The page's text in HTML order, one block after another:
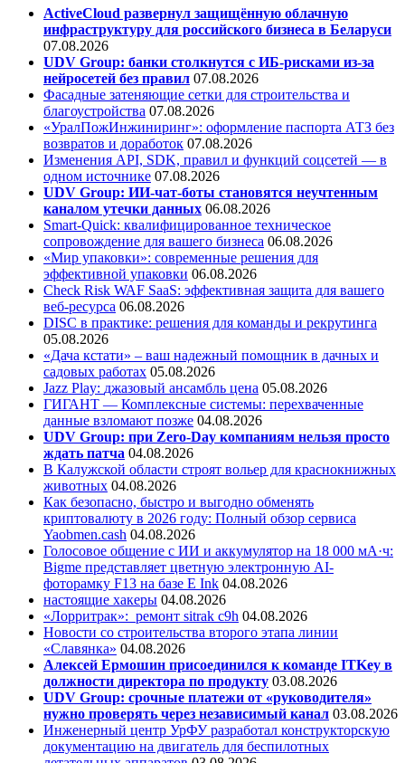
ActiveCloud развернул защищённую облачную
инфраструктуру для российского бизнеса в Беларуси
07.08.2026
UDV Group: банки столкнутся с ИБ-рисками из-за
нейросетей без правил 07.08.2026
Фасадные затеняющие сетки для строительства и
благоустройства 07.08.2026
«УралПожИнжиниринг»: оформление паспорта АТЗ без
возвратов и доработок 07.08.2026
Изменения API, SDK, правил и функций соцсетей — в
одном источнике 07.08.2026
UDV Group: ИИ-чат-боты становятся неучтенным
каналом утечки данных 06.08.2026
Smart-Quick: квалифицированное техническое
сопровождение для вашего бизнеса 06.08.2026
«Мир упаковки»: современные решения для
эффективной упаковки 06.08.2026
Check Risk WAF SaaS: эффективная защита для вашего
веб-ресурса 06.08.2026
DISC в практике: решения для команды и рекрутинга
05.08.2026
«Дача кстати» – ваш надежный помощник в дачных и
садовых работах 05.08.2026
Jazz Play: джазовый ансамбль цена 05.08.2026
ГИГАНТ — Комплексные системы: перехваченные
данные взломают позже 04.08.2026
UDV Group: при Zero-Day компаниям нельзя просто
ждать патча 04.08.2026
В Калужской области строят вольер для краснокнижных
животных 04.08.2026
Как безопасно, быстро и выгодно обменять
криптовалюту в 2026 году: Полный обзор сервиса
Yaobmen.cash 04.08.2026
Голосовое общение с ИИ и аккумулятор на 18 000 мА·ч:
Bigme представляет цветную электронную AI-
фоторамку F13 на базе E Ink 04.08.2026
настоящие хакеры 04.08.2026
«Лорритрак»: ремонт sitrak c9h 04.08.2026
Новости со строительства второго этапа линии
«Славянка» 04.08.2026
Алексей Ермошин присоединился к команде ITKey в
должности директора по продукту 03.08.2026
UDV Group: срочные платежи от «руководителя»
нужно проверять через независимый канал 03.08.2026
Инженерный центр УрФУ разработал конструкторскую
документацию на двигатель для беспилотных